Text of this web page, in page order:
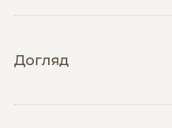
Догляд